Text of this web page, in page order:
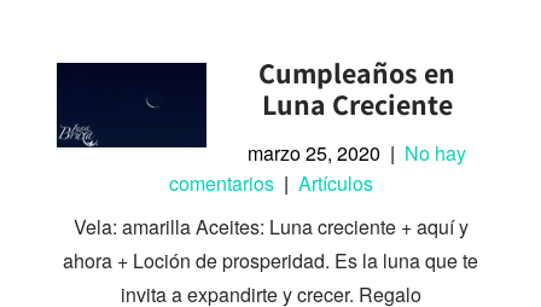
Cumpleaños en
Luna Creciente
marzo 25, 2020 | No hay
comentarios | Artículos
Vela: amarilla Aceites: Luna creciente + aquí y
ahora + Loción de prosperidad. Es la luna que te
invita a expandirte y crecer. Regalo